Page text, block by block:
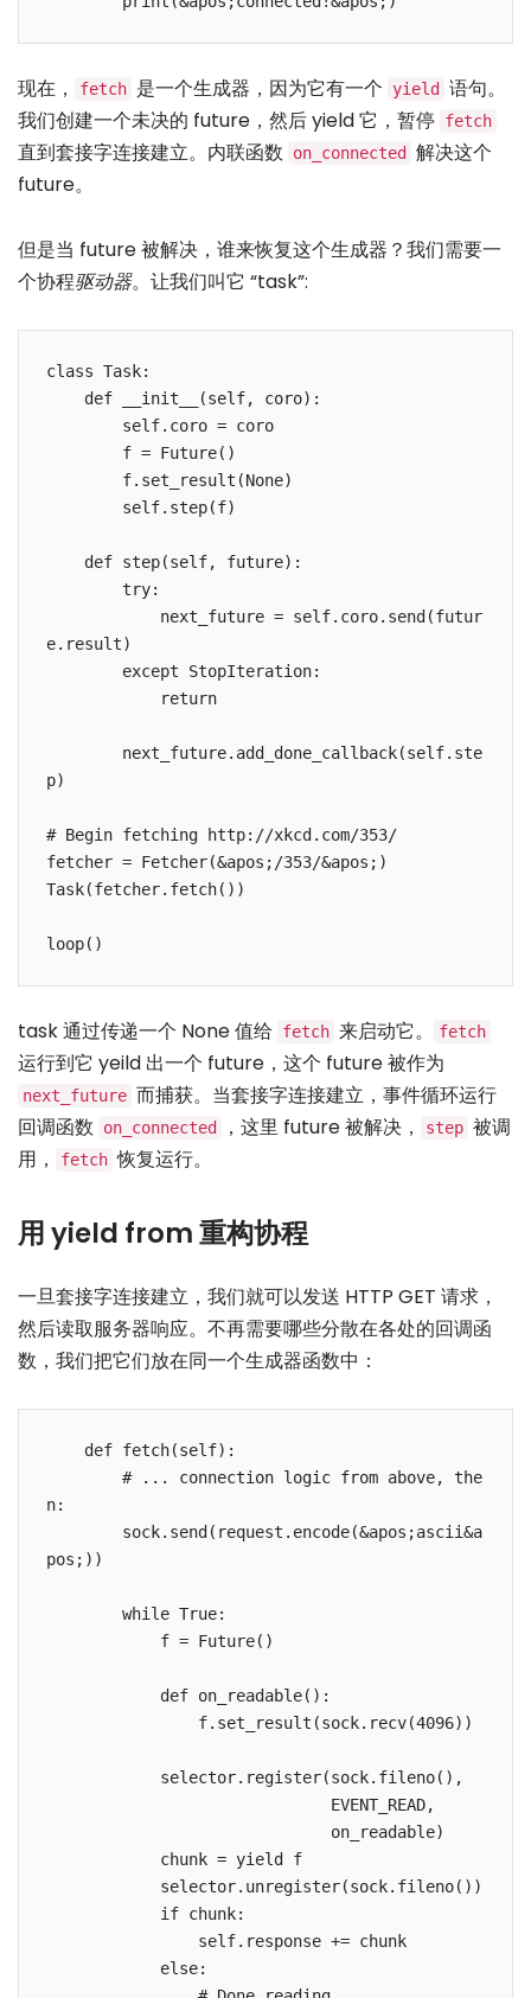
现在， fetch 是一个生成器，因为它有一个 yield
语句。
我们创建一个未决的 future，然后 yield 它，暂停 fetch
直到套接字连接建立。内联函数 on_connected
解决这个
future。
但是当 future 被解决，谁来恢复这个生成器？我们需要一
个协程驱动器。让我们叫它 “task”:
class Task:
    def __init__(self, coro):
        self.coro = coro
        f = Future()
        f.set_result(None)
        self.step(f)
    def step(self, future):
        try:
            next_future = self.coro.send(futur
e.result)
        except StopIteration:
            return
        next_future.add_done_callback(self.ste
p)
# Begin fetching http://xkcd.com/353/
fetcher = Fetcher(&apos;/353/&apos;)
Task(fetcher.fetch())
task 通过传递一个 None 值给 fetch 来启动它。 fetch
运行到它 yeild 出一个 future，这个 future 被作为
next_future 而捕获。当套接字连接建立，事件循环运行
回调函数 on_connected ，这里 future 被解决， step 被调
用，
fetch 恢复运行。
用 yield from 重构协程
一旦套接字连接建立，我们就可以发送 HTTP GET 请求，
然后读取服务器响应。不再需要哪些分散在各处的回调函
数，我们把它们放在同一个生成器函数中：
    def fetch(self):
        # ... connection logic from above, the
n:
        sock.send(request.encode(&apos;ascii&a
pos;))
        while True:
            f = Future()
            def on_readable():
                f.set_result(sock.recv(4096))
            selector.register(sock.fileno(),
                              EVENT_READ,
                              on_readable)
            chunk = yield f
            selector.unregister(sock.fileno())
            if chunk:
                self.response += chunk
            else: